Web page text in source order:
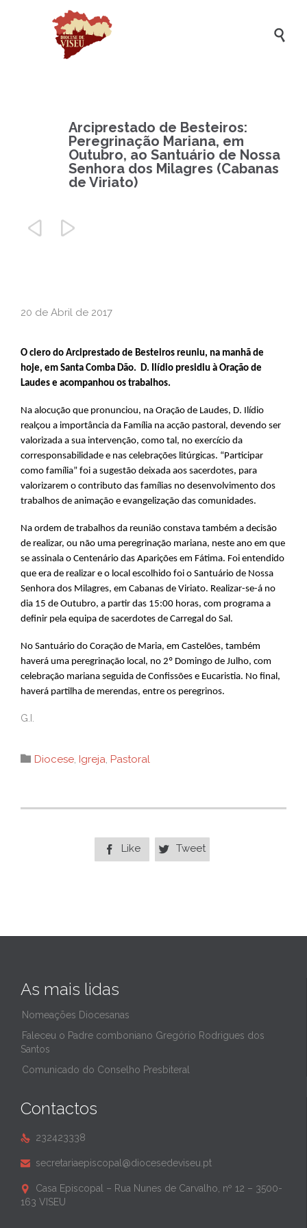

Arciprestado de Besteiros:
Peregrinação Mariana, em
Outubro, ao Santuário de Nossa
Senhora dos Milagres (Cabanas
de Viriato)
 
20 de Abril de 2017
O clero do Arciprestado de Besteiros reuniu, na manhã de
hoje, em Santa Comba Dão. D. Ilídio presidiu à Oração de
Laudes e acompanhou os trabalhos.
Na alocução que pronunciou, na Oração de Laudes, D. Ilídio
realçou a importância da Família na acção pastoral, devendo ser
valorizada a sua intervenção, como tal, no exercício da
corresponsabilidade e nas celebrações litúrgicas. “Participar
como família” foi a sugestão deixada aos sacerdotes, para
valorizarem o contributo das famílias no desenvolvimento dos
trabalhos de animação e evangelização das comunidades.
Na ordem de trabalhos da reunião constava também a decisão
de realizar, ou não uma peregrinação mariana, neste ano em que
se assinala o Centenário das Aparições em Fátima. Foi entendido
que era de realizar e o local escolhido foi o Santuário de Nossa
Senhora dos Milagres, em Cabanas de Viriato. Realizar-se-á no
dia 15 de Outubro, a partir das 15:00 horas, com programa a
definir pela equipa de sacerdotes de Carregal do Sal.
No Santuário do Coração de Maria, em Castelões, também
haverá uma peregrinação local, no 2º Domingo de Julho, com
celebração mariana seguida de Confissões e Eucaristia. No final,
haverá partilha de merendas, entre os peregrinos.
G.I.
 Category
Diocese, Igreja, Pastoral
 Like  Tweet
As mais lidas
Nomeações Diocesanas
Faleceu o Padre comboniano Gregório Rodrigues dos
Santos
Comunicado do Conselho Presbiteral
Contactos
 232423338
 secretariaepiscopal@diocesedeviseu.pt

Casa Episcopal – Rua Nunes de Carvalho, nº 12 – 3500-
163 VISEU